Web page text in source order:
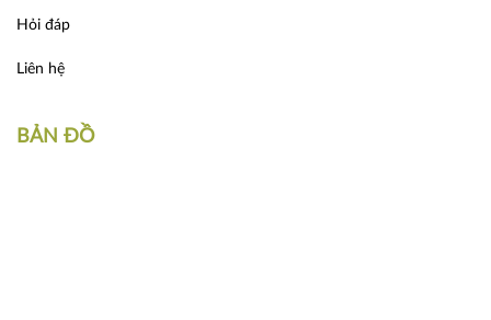
Hỏi đáp
Liên hệ
BẢN ĐỒ